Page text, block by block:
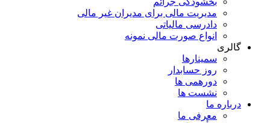
مدیریت مالی برای مدیران غیر مالی
دادرسی مالیاتی
انواع صورت مالی نمونه
گالری
سمینارها
روز حسابدار
دورهمی ها
نشست ها
درباره ما
معرفی ما